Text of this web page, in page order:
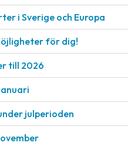
i Sverige och Europa
för dig!
till 2026
julperioden